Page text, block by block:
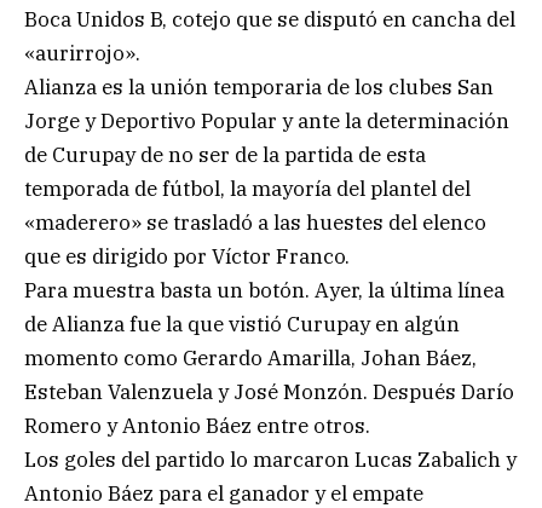
Boca Unidos B, cotejo que se disputó en cancha del
«aurirrojo».
Alianza es la unión temporaria de los clubes San
Jorge y Deportivo Popular y ante la determinación
de Curupay de no ser de la partida de esta
temporada de fútbol, la mayoría del plantel del
«maderero» se trasladó a las huestes del elenco
que es dirigido por Víctor Franco.
Para muestra basta un botón. Ayer, la última línea
de Alianza fue la que vistió Curupay en algún
momento como Gerardo Amarilla, Johan Báez,
Esteban Valenzuela y José Monzón. Después Darío
Romero y Antonio Báez entre otros.
Los goles del partido lo marcaron Lucas Zabalich y
Antonio Báez para el ganador y el empate